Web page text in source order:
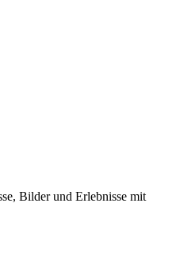
Bilder und Erlebnisse mit